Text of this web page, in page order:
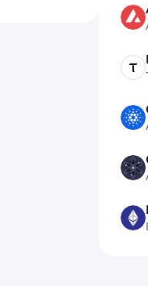
AVAX
TAO
ADA
ATOM
ETH